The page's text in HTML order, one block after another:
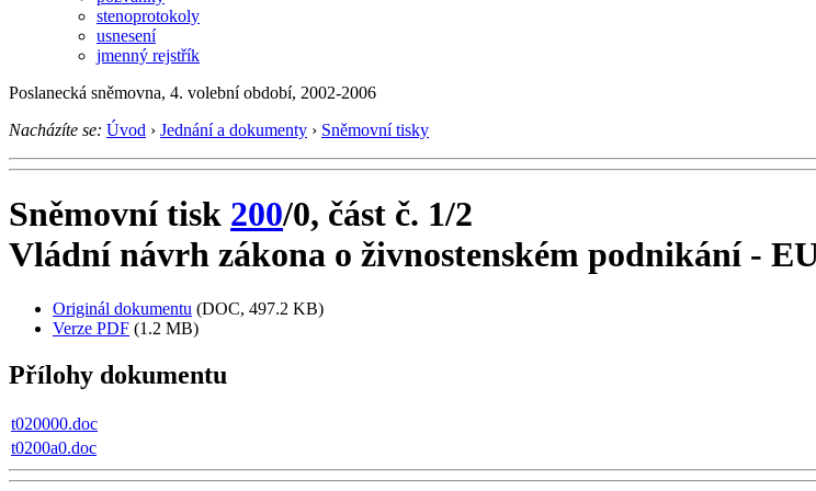
stenoprotokoly
usnesení
jmenný rejstřík
Poslanecká sněmovna, 4. volební období, 2002-2006
Nacházíte se: Úvod › Jednání a dokumenty › Sněmovní tisky
Sněmovní tisk 200/0, část č. 1/2
Vládní návrh zákona o živnostenském podnikání -
Originál dokumentu (DOC, 497.2 KB)
Verze PDF (1.2 MB)
Přílohy dokumentu
t020000.doc
t0200a0.doc